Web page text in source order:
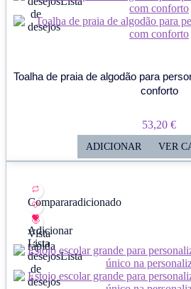
de
desejos
Toalha de praia de algodão para
conforto
53,20 €
ADICIONAR VER
Compararadicionado
Adicionar
Lista
desejosLista
de
desejos
Vista
rápida